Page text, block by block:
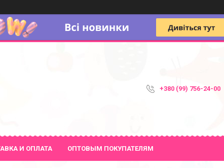
+380 (99) 756-24-00
И ОПЛАТА ОПТОВЫМ ПОКУПАТЕЛЯМ